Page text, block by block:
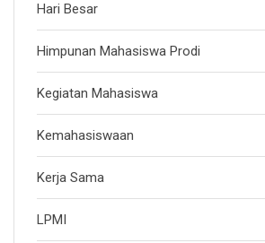
Hari Besar
Himpunan Mahasiswa Prodi
Kegiatan Mahasiswa
Kemahasiswaan
Kerja Sama
LPMI